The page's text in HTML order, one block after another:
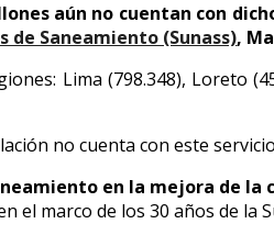
aún no cuentan con
de Saneamiento (Sunass),
Lima (798.348), Loreto
no cuenta con este
en la mejora de la
el marco de los 30 años de la